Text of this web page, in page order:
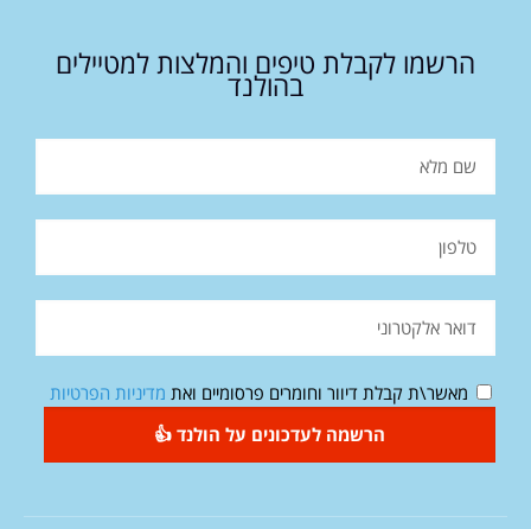
הרשמו לקבלת טיפים והמלצות למטיילים
בהולנד
מאשר\ת קבלת דיוור וחומרים פרסומיים ואת מדיניות הפרטיות
הרשמה לעדכונים על הולנד 👍